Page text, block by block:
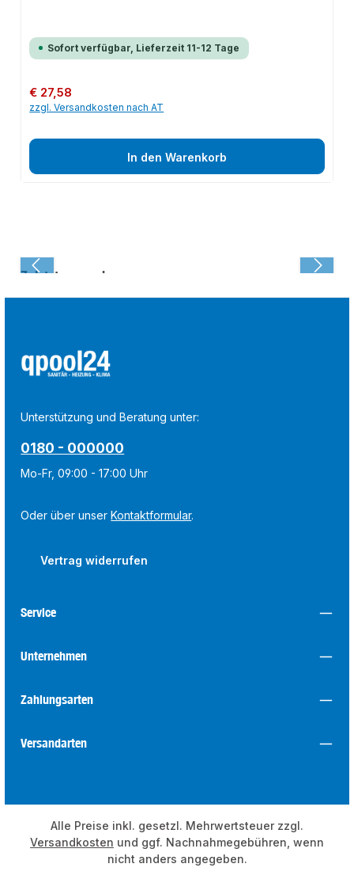
Sofort verfügbar, Lieferzeit 11-12 Tage
Regulärer Preis:
€ 27,58
zzgl. Versandkosten nach AT
In den Warenkorb
Zuletzt angesehen:
Unterstützung und Beratung unter:
0180 - 000000
Mo-Fr, 09:00 - 17:00 Uhr
Oder über unserKontaktformular.
Vertrag widerrufen
Service
Unternehmen
Zahlungsarten
Versandarten
Alle Preise inkl. gesetzl. Mehrwertsteuer zzgl.
Versandkosten und ggf. Nachnahmegebühren, wenn
nicht anders angegeben.